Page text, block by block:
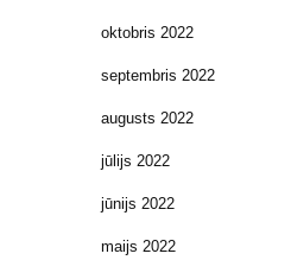
oktobris 2022
septembris 2022
augusts 2022
jūlijs 2022
jūnijs 2022
maijs 2022